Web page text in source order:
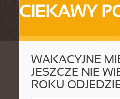
CIEKAWY
WAKACYJNE
JESZCZE NIE
ROKU